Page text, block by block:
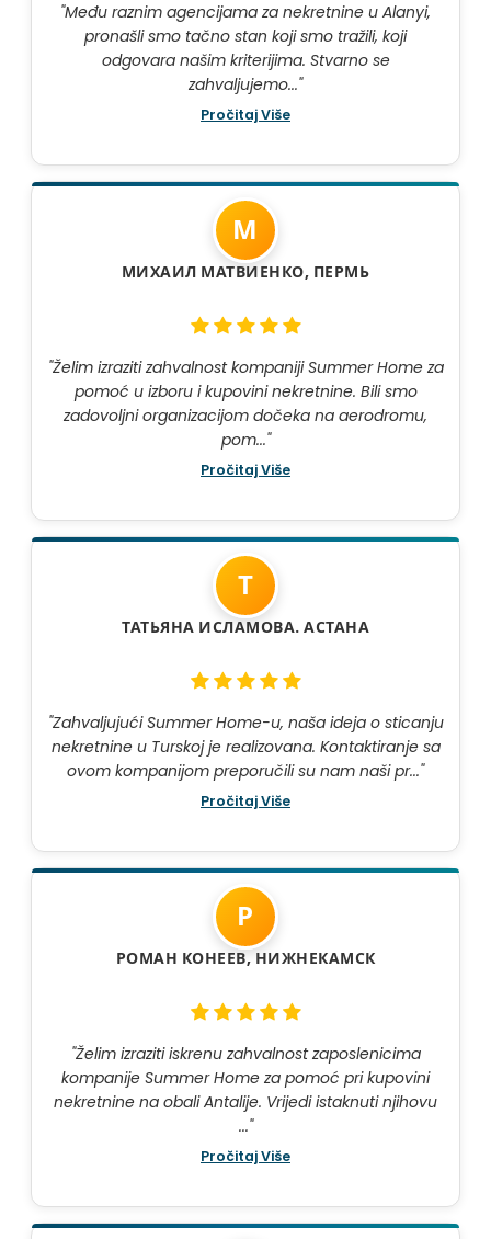
"Među raznim agencijama za nekretnine u Alanyi,
pronašli smo tačno stan koji smo tražili, koji
odgovara našim kriterijima. Stvarno se
zahvaljujemo..."
Pročitaj Više
М
МИХАИЛ МАТВИЕНКО, ПЕРМЬ
"Želim izraziti zahvalnost kompaniji Summer Home za
pomoć u izboru i kupovini nekretnine. Bili smo
zadovoljni organizacijom dočeka na aerodromu,
pom..."
Pročitaj Više
Т
ТАТЬЯНА ИСЛАМОВА. АСТАНА
"Zahvaljujući Summer Home-u, naša ideja o sticanju
nekretnine u Turskoj je realizovana. Kontaktiranje sa
ovom kompanijom preporučili su nam naši pr..."
Pročitaj Više
Р
РОМАН КОНЕЕВ, НИЖНЕКАМСК
"Želim izraziti iskrenu zahvalnost zaposlenicima
kompanije Summer Home za pomoć pri kupovini
nekretnine na obali Antalije. Vrijedi istaknuti njihovu
..."
Pročitaj Više